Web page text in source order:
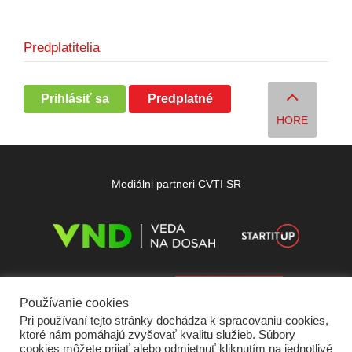
Predplatitelia
Prihlásiť sa Predplatné
HORE
Mediálni partneri CVTI SR
Používanie cookies
Pri používaní tejto stránky dochádza k spracovaniu cookies,
ktoré nám pomáhajú zvyšovať kvalitu služieb. Súbory
cookies môžete prijať alebo odmietnuť kliknutím na jednotlivé